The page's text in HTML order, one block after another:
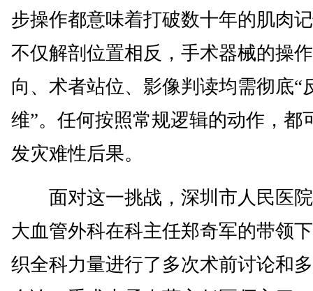
步操作都意味着打破数十年的肌肉
不仅解剖位置相反，手术器械的操
向、术者站位、影像判读均需彻底“
维”。任何按照常规逻辑的动作，都
发灾难性后果。
面对这一挑战，深圳市人民医
大血管外科在科主任郑奇军的带领
织全科力量进行了多次术前讨论和